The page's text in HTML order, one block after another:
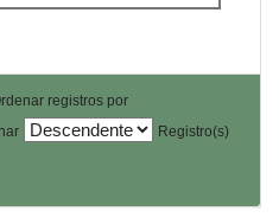
registros por
Registro(s)